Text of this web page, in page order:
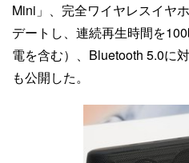
Mini」、完全ワイヤレスイヤ
デートし、連続再生時間を
電を含む）、Bluetooth 5.0に
も公開した。